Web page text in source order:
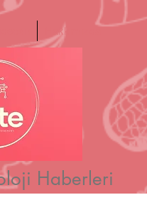
Hakkımızda
Haberleri